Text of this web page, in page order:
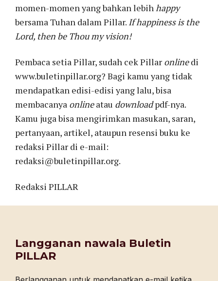
momen-momen yang bahkan lebihhappy
bersama Tuhan dalam Pillar. If happiness is the
Lord, then be Thou my vision!
Pembaca setia Pillar, sudah cek Pillar onlinedi
www.buletinpillar.org? Bagi kamu yang tidak
mendapatkan edisi-edisi yang lalu, bisa
membacanya onlineatau downloadpdf-nya.
Kamu juga bisa mengirimkan masukan, saran,
pertanyaan, artikel, ataupun resensi buku ke
redaksi Pillar di e-mail:
redaksi@buletinpillar.org.
Redaksi PILLAR
Langganan nawala Buletin
PILLAR